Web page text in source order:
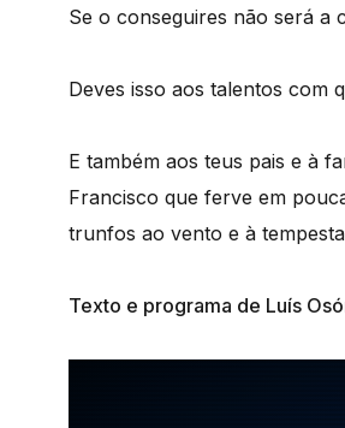
Se o conseguires não será a
Deves isso aos talentos com
E também aos teus pais e à
Francisco que ferve em
trunfos ao vento e à
Texto e programa de Luís